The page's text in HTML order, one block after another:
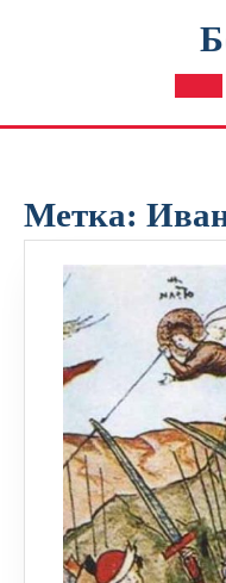
Метка: